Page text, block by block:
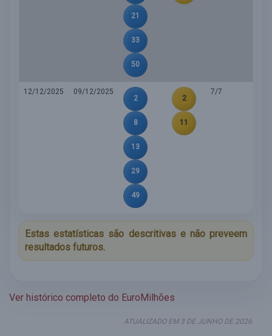
21
33
50
12/12/2025
09/12/2025
2
8
13
29
49
2
11
7/7
Estas estatísticas são descritivas e não preveem
resultados futuros.
Ver histórico completo do EuroMilhões
ATUALIZADO EM 3 DE JUNHO DE 2026.